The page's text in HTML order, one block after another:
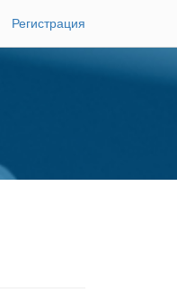
Регистрация